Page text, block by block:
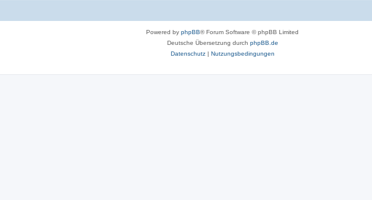
Powered by phpBB® Forum Software © phpBB Limited
Deutsche Übersetzung durch phpBB.de
Datenschutz| Nutzungsbedingungen